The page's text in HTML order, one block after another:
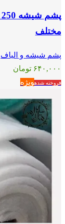
مختلف
پشم شیشه و الیاف
۶۴۰,۰۰۰ تومان
فروخته شدهویژه